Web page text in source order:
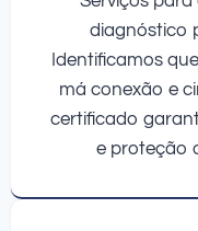
diagnóstico
Identificamos
má conexão e
certificado
e proteção